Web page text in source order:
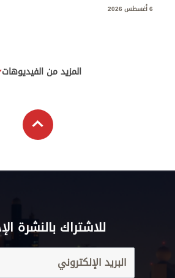
6 أغسطس 2026
المزيد من الفيديوهات
للاشتراك بالنشرة